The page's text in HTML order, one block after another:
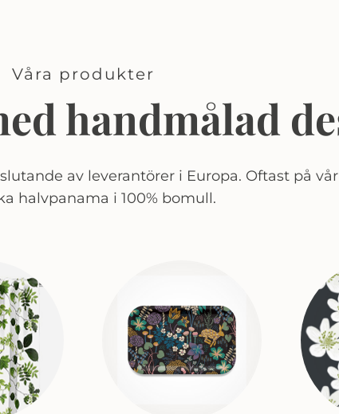
Våra produkter
handmålad
av leverantörer i Europa. Oftast på vår
halvpanama i 100% bomull.